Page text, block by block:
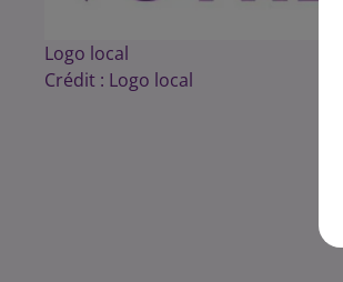
Logo local
Crédit : Logo local